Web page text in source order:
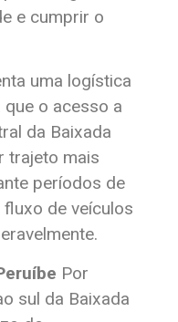
e cumprir o
uma logística
o acesso a
da Baixada
trajeto mais
períodos de
de veículos
Por
sul da Baixada